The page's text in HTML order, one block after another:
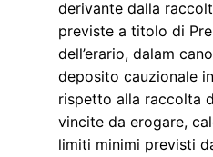
derivante dalla
previste a titolo di
dell’erario, dalam
deposito cauzionale
rispetto alla raccolta
vincite da erogare,
limiti minimi previsti